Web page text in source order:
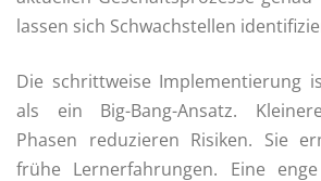
lassen sich Schwachstellen
Die schrittweise Implementierung
als ein Big-Bang-Ansatz.
Phasen reduzieren Risiken. Sie
frühe Lernerfahrungen. Eine